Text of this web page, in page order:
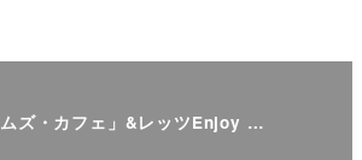
ズ・カフェ」&レッツEnjoy …